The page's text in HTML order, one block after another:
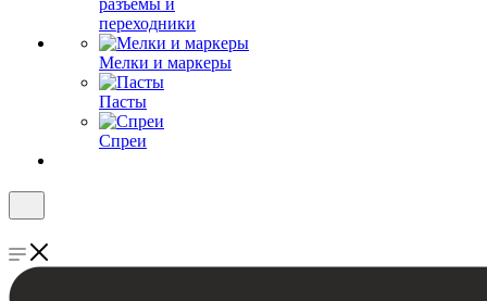
разъемы и
переходники
Мелки и маркеры
Пасты
Спреи